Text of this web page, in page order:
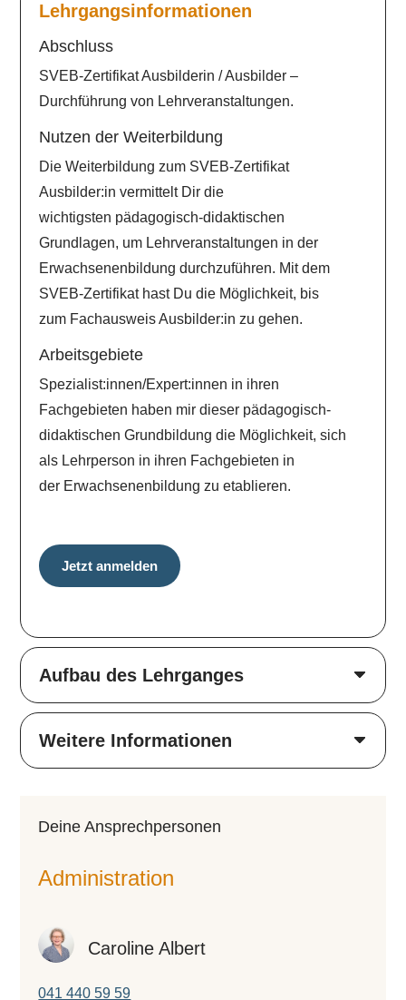
Lehrgangsinformationen
Abschluss
SVEB-Zertifikat Ausbilderin / Ausbilder –
Durchführung von Lehrveranstaltungen.
Nutzen der Weiterbildung
Die Weiterbildung zum SVEB-Zertifikat
Ausbilder:in vermittelt Dir die
wichtigsten pädagogisch-didaktischen
Grundlagen, um Lehrveranstaltungen in der
Erwachsenenbildung durchzuführen. Mit dem
SVEB-Zertifikat hast Du die Möglichkeit, bis
zum Fachausweis Ausbilder:in zu gehen.
Arbeitsgebiete
Spezialist:innen/Expert:innen in ihren
Fachgebieten haben mir dieser pädagogisch-
didaktischen Grundbildung die Möglichkeit, sich
als Lehrperson in ihren Fachgebieten in
der Erwachsenenbildung zu etablieren.
Jetzt anmelden
Aufbau des Lehrganges
Weitere Informationen
Deine An­sprech­per­so­nen
Administration
Caroline Albert
041 440 59 59